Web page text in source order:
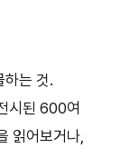
하는 것.
시된 600여
읽어보거나,